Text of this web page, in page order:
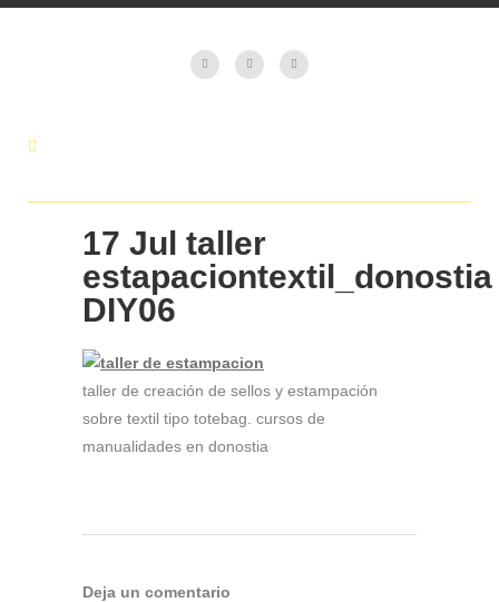
17 Jul taller
estapaciontextil_donostia
DIY06
taller de creación de sellos y estampación
sobre textil tipo totebag. cursos de
manualidades en donostia
Deja un comentario